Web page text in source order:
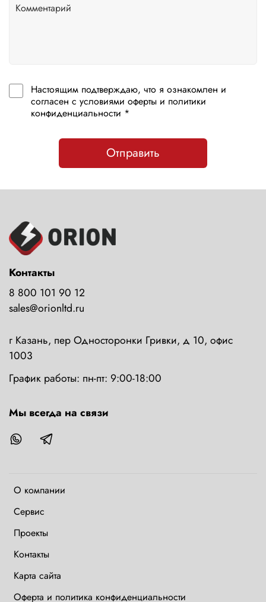
Настоящим подтверждаю, что я ознакомлен и
согласен с условиями оферты и политики
конфиденциальности *
Отправить
О компании
Сервис
Проекты
Контакты
Карта сайта
Оферта и политика конфиденциальности
Контакты
8 800 101 90 12
sales@orionltd.ru
г Казань, пер Односторонки Гривки, д 10, офис
1003
График работы: пн-пт: 9:00-18:00
Мы всегда на связи